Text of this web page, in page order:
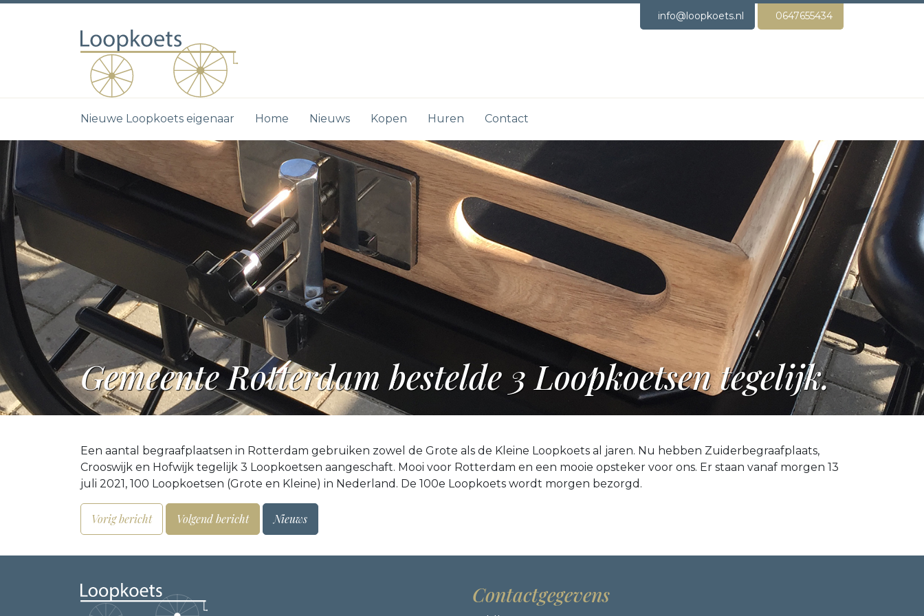
info@loopkoets.nl 0647655434
Nieuwe Loopkoets eigenaar Home Nieuws Kopen Huren Contact
Gemeente Rotterdam bestelde 3 Loopkoetsen tegelijk.
Een aantal begraafplaatsen in Rotterdam gebruiken zowel de Grote als de Kleine Loopkoets al jaren. Nu hebben Zuiderbegraafplaats,
Crooswijk en Hofwijk tegelijk 3 Loopkoetsen aangeschaft. Mooi voor Rotterdam en een mooie opsteker voor ons. Er staan vanaf morgen 13
juli 2021, 100 Loopkoetsen (Grote en Kleine) in Nederland. De 100e Loopkoets wordt morgen bezorgd.
Vorig bericht Volgend bericht Nieuws
Contactgegevens